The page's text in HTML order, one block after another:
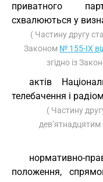
приватного
схвалюються у
( Частину другу
Законом № 155-IX
згідно із
актів
телебачення і
( Частину
дев’ятнадцятим
нормативно-
положення,